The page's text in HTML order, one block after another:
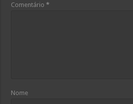
Comentário*
Nome